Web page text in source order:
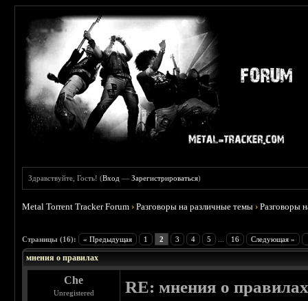
Здравствуйте, Гость! (Вход —Зарегистрироваться)
Metal Torrent Tracker Forum ›Разговоры на различные темы ›Разговоры
Страницы (16): « Предыдущая 1 2 3 4 5 16 Следующая »
мнения о правилах
Che
Unregistered RE: мнения о